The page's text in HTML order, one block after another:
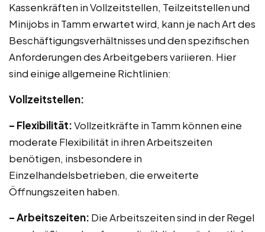
Kassenkräften in Vollzeitstellen, Teilzeitstellen und
Minijobs in Tamm erwartet wird, kann je nach Art des
Beschäftigungsverhältnisses und den spezifischen
Anforderungen des Arbeitgebers variieren. Hier
sind einige allgemeine Richtlinien:
Vollzeitstellen:
– Flexibilität:Vollzeitkräfte in Tamm können eine
moderate Flexibilität in ihren Arbeitszeiten
benötigen, insbesondere in
Einzelhandelsbetrieben, die erweiterte
Öffnungszeiten haben.
– Arbeitszeiten: Die Arbeitszeiten sind in der Regel